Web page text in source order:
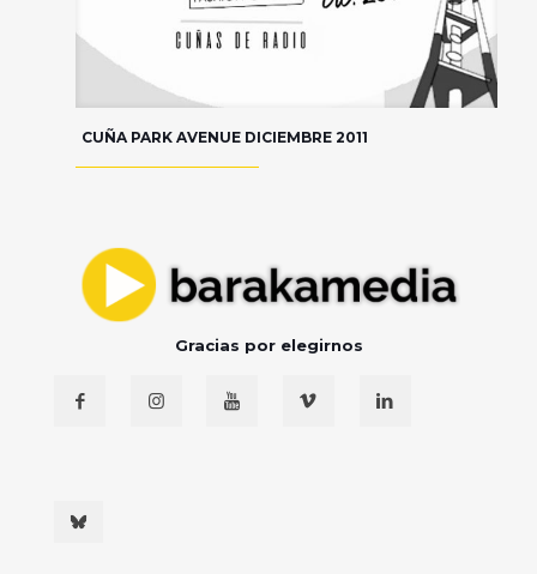
CUÑA PARK AVENUE DICIEMBRE 2011
Gracias por elegirnos